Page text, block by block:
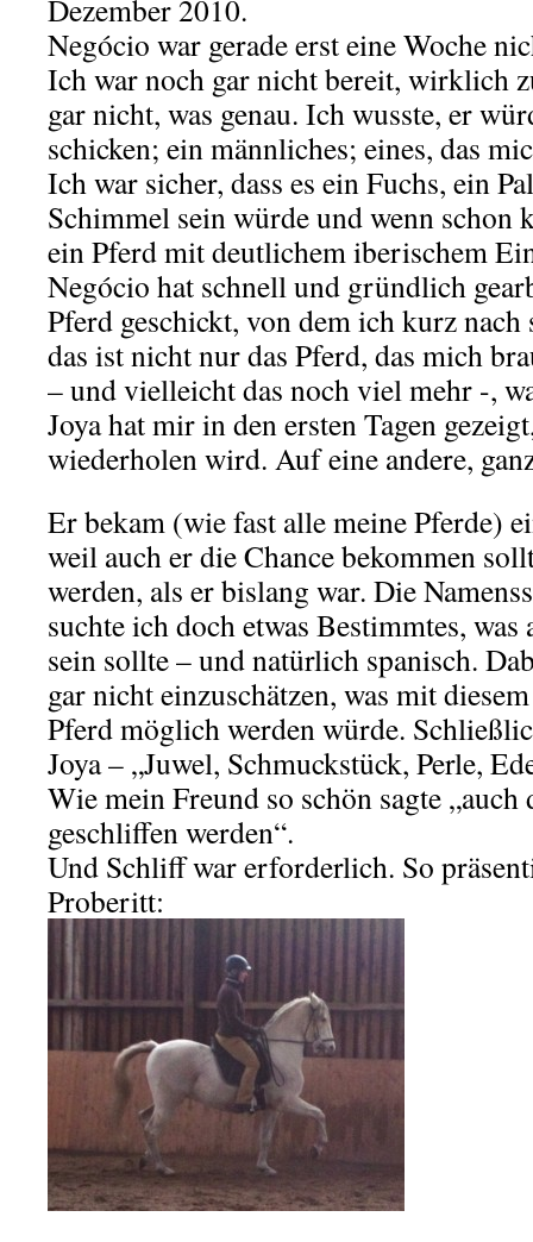
Dezember 2010.
Negócio war gerade erst eine Woche
Ich war noch gar nicht bereit, wirklich
gar nicht, was genau. Ich wusste, er
schicken; ein männliches; eines, das
Ich war sicher, dass es ein Fuchs, ein
Schimmel sein würde und wenn schon
ein Pferd mit deutlichem iberischem
Negócio hat schnell und gründlich
Pferd geschickt, von dem ich kurz
das ist nicht nur das Pferd, das mich
– und vielleicht das noch viel mehr -,
Joya hat mir in den ersten Tagen
wiederholen wird. Auf eine andere,
Er bekam (wie fast alle meine Pferde)
weil auch er die Chance bekommen
werden, als er bislang war. Die
suchte ich doch etwas Bestimmtes,
sein sollte – und natürlich spanisch.
gar nicht einzuschätzen, was mit
Pferd möglich werden würde.
Joya – „Juwel, Schmuckstück, Perle,
Wie mein Freund so schön sagte
geschliffen werden“.
Und Schliff war erforderlich. So
Proberitt: